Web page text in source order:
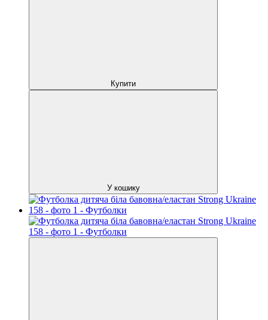
Купити
У кошику